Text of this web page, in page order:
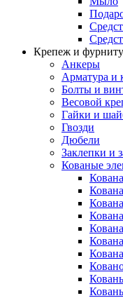
Крепеж и
Анкеры
Арматура и
Болты и
Весовой
Гайки и
Гвозди
Дюбели
Заклепки и
Кованые